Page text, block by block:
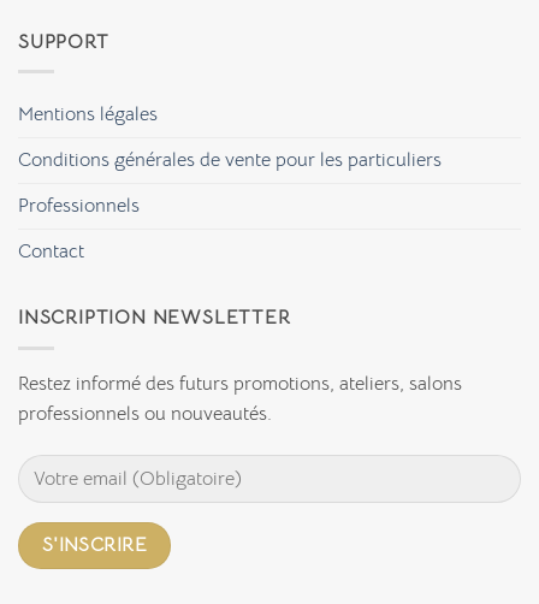
et
vos
Pourquoi
choisir
pour
textiles
SUPPORT
Mentions légales
Conditions générales de vente pour les particuliers
Professionnels
Contact
INSCRIPTION NEWSLETTER
Restez informé des futurs promotions, ateliers, salons
professionnels ou nouveautés.